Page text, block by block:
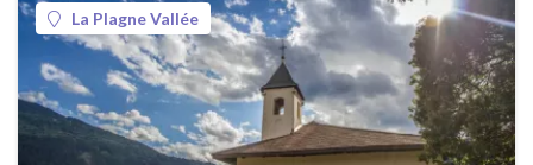
La Plagne Vallée